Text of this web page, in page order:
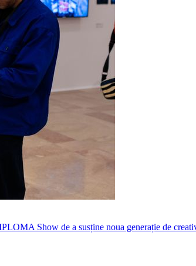
Show de a susține noua generație de